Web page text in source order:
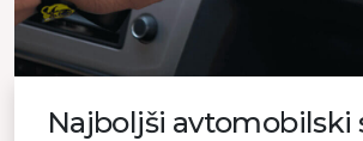
Najboljši avtomobilski